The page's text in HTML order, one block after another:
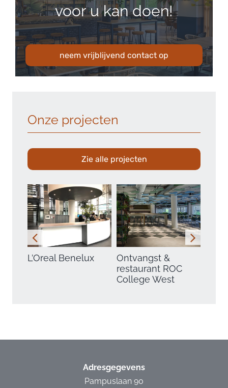
voor u kan doen!
neem vrijblijvend contact op
Onze projecten
Zie alle projecten
L’Oreal Benelux
Ontvangst &
restaurant ROC
College West
Adresgegevens
Pampuslaan 90